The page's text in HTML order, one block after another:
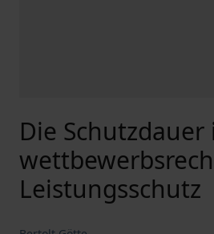
Die Schutzdauer
Leistungsschutz